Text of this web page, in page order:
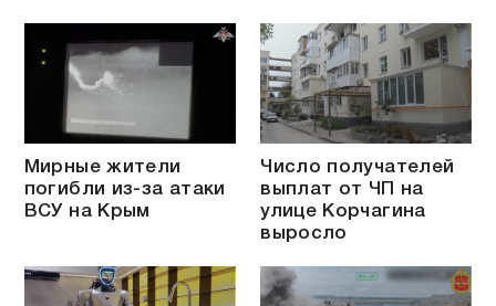
Мирные жители
погибли из-за атаки
ВСУ на Крым
Число получателей
выплат от ЧП на
улице Корчагина
выросло